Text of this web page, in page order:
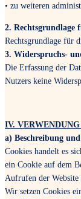
• zu weiteren
2. Rechtsgrundlage
Rechtsgrundlage für
3. Widerspruchs-
Die Erfassung der
Nutzers keine
IV.
a) Beschreibung
Cookies handelt es
ein Cookie auf dem
Aufrufen der Website
Wir setzen Cookies